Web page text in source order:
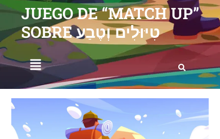
JUEGO DE “MATCH UP”
SOBRE טִיּוּלִים וְטֶבַע